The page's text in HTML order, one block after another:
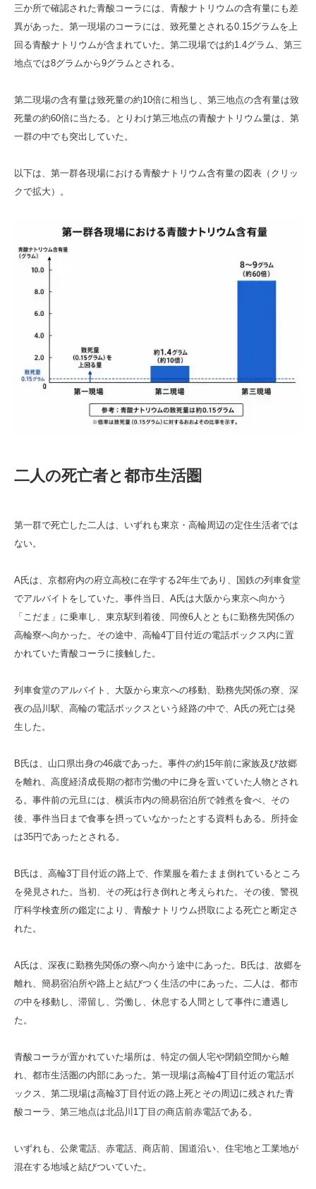
三か所で確認された青酸コーラには、青酸ナトリウムの含有量にも差
異があった。第一現場のコーラには、致死量とされる0.15グラムを上
回る青酸ナトリウムが含まれていた。第二現場では約1.4グラム、第三
地点では8グラムから9グラムとされる。
第二現場の含有量は致死量の約10倍に相当し、第三地点の含有量は致
死量の約60倍に当たる。とりわけ第三地点の青酸ナトリウム量は、第
一群の中でも突出していた。
以下は、第一群各現場における青酸ナトリウム含有量の図表（クリッ
クで拡大）。
二人の死亡者と都市生活圏
第一群で死亡した二人は、いずれも東京・高輪周辺の定住生活者では
ない。
A氏は、京都府内の府立高校に在学する2年生であり、国鉄の列車食堂
でアルバイトをしていた。事件当日、A氏は大阪から東京へ向かう
「こだま」に乗車し、東京駅到着後、同僚6人とともに勤務先関係の
高輪寮へ向かった。その途中、高輪4丁目付近の電話ボックス内に置
かれていた青酸コーラに接触した。
列車食堂のアルバイト、大阪から東京への移動、勤務先関係の寮、深
夜の品川駅、高輪の電話ボックスという経路の中で、A氏の死亡は発
生した。
B氏は、山口県出身の46歳であった。事件の約15年前に家族及び故郷
を離れ、高度経済成長期の都市労働の中に身を置いていた人物とされ
る。事件前の元旦には、横浜市内の簡易宿泊所で雑煮を食べ、その
後、事件当日まで食事を摂っていなかったとする資料もある。所持金
は35円であったとされる。
B氏は、高輪3丁目付近の路上で、作業服を着たまま倒れているところ
を発見された。当初、その死は行き倒れと考えられた。その後、警視
庁科学検査所の鑑定により、青酸ナトリウム摂取による死亡と断定さ
れた。
A氏は、深夜に勤務先関係の寮へ向かう途中にあった。B氏は、故郷を
離れ、簡易宿泊所や路上と結びつく生活の中にあった。二人は、都市
の中を移動し、滞留し、労働し、休息する人間として事件に遭遇し
た。
青酸コーラが置かれていた場所は、特定の個人宅や閉鎖空間から離
れ、都市生活圏の内部にあった。第一現場は高輪4丁目付近の電話ボ
ックス、第二現場は高輪3丁目付近の路上死とその周辺に残された青
酸コーラ、第三地点は北品川1丁目の商店前赤電話である。
いずれも、公衆電話、赤電話、商店前、国道沿い、住宅地と工業地が
混在する地域と結びついていた。